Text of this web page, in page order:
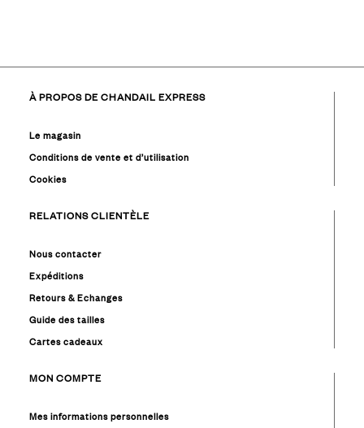
À PROPOS DE CHANDAIL EXPRESS
Le magasin
Conditions de vente et d’utilisation
Cookies
RELATIONS CLIENTÈLE
Nous contacter
Expéditions
Retours & Echanges
Guide des tailles
Cartes cadeaux
MON COMPTE
Mes informations personnelles